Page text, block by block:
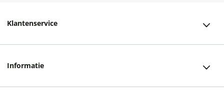
Klantenservice
Informatie